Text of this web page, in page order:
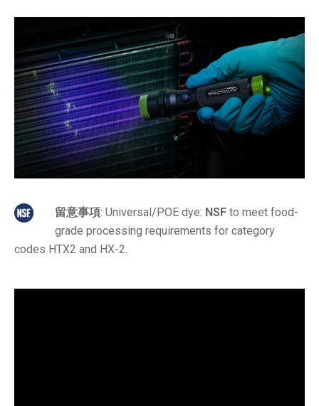
留意事項: Universal/POE dye: NSF to meet food-
grade processing requirements for category
codes HTX2 and HX-2.